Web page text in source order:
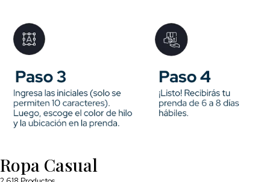
Ropa Casual